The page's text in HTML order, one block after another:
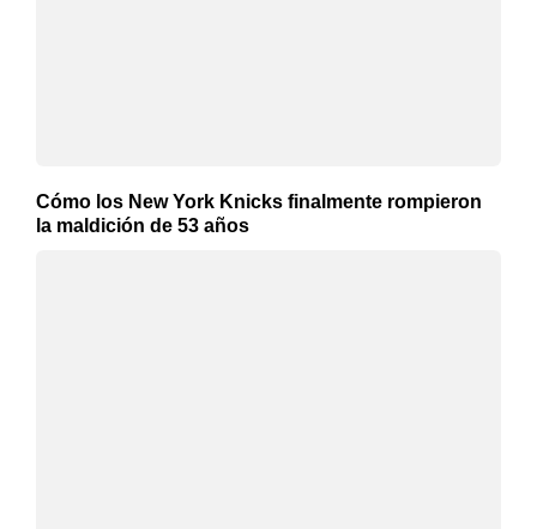
Cómo los New York Knicks finalmente rompieron
la maldición de 53 años